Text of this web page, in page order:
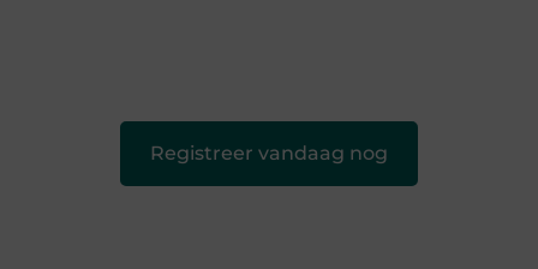
Registreer vandaag nog